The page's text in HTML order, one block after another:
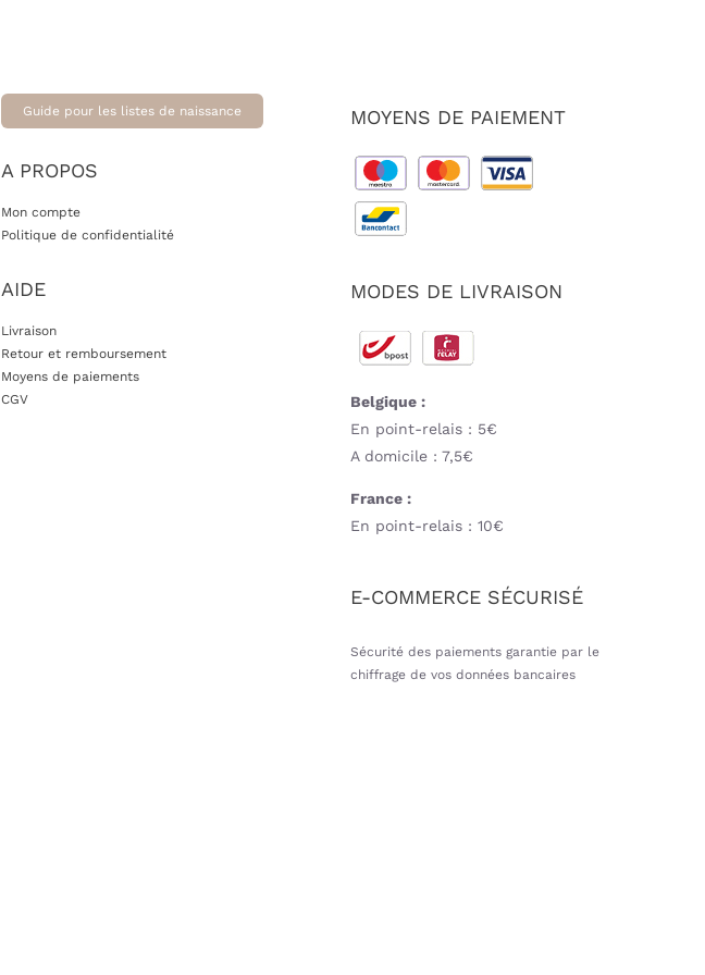
Guide pour les listes de naissance
A PROPOS
Mon compte
Politique de confidentialité
AIDE
Livraison
Retour et remboursement
Moyens de paiements
CGV
MOYENS DE PAIEMENT
MODES DE LIVRAISON
Belgique :
En point-relais : 5€
A domicile : 7,5€
France :
En point-relais : 10€
E-COMMERCE SÉCURISÉ
Sécurité des paiements garantie par le
chiffrage de vos données bancaires